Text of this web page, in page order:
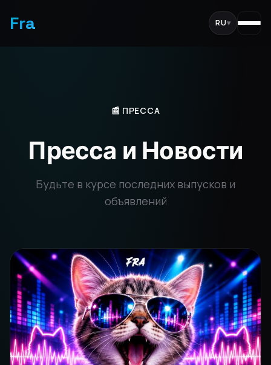
Fra RU▾
📰 ПРЕССА
Пресса и Новости
Будьте в курсе последних выпусков и
объявлений